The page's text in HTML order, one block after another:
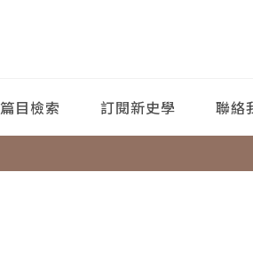
篇目檢索 訂閱新史學 聯絡